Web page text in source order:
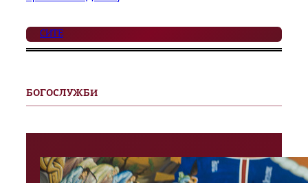
СИТЕ
БОГОСЛУЖБИ